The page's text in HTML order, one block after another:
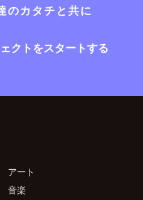
のカタチと共に
クトをスタートする
アート
音楽